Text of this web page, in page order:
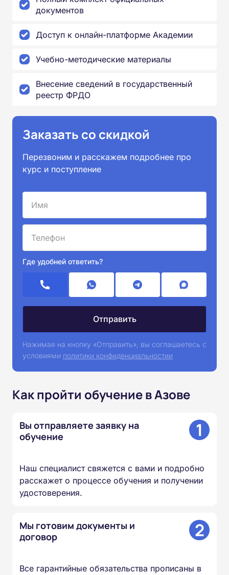
документов
Доступ к онлайн-платформе Академии
Учебно-методические материалы
Внесение сведений в государственный
реестр ФРДО
Заказать со скидкой
Перезвоним и расскажем подробнее про
курс и поступление
Где удобней ответить?
Нажимая на кнопку «Отправить», вы соглашаетесь с
условиями политики конфиденциальностии
Как пройти обучение в Азове
Вы отправляете заявку на
обучение
1
Наш специалист свяжется с вами и подробно
расскажет о процессе обучения и получении
удостоверения.
Мы готовим документы и
договор
2
Все гарантийные обязательства прописаны в